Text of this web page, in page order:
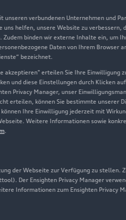
verbundenen Unternehmen und
helfen, unsere Website zu
binden wir externe Inhalte ein, um
Daten von Ihrem Browser
bezeichnet.
erteilen Sie Ihre Einwilligung
und diese Einstellungen durch Klicken
Privacy Manager, unser
erteilen, können Sie bestimmte unserer
Ihre Einwilligung jederzeit mit
Weitere Informationen sowie
.
der Webseite zur Verfügung zu stellen.
Der Ensighten Privacy Manager
Informationen zum Ensighten Privacy